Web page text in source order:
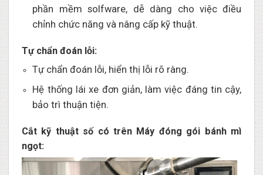
phần mềm solfware, dễ dàng cho việc điều
chỉnh chức năng và nâng cấp kỹ thuật.
Tự chẩn đoán lỗi:
Tự chẩn đoán lỗi, hiển thị lỗi rõ ràng.
Hệ thống lái xe đơn giản, làm việc đáng tin cậy,
bảo trì thuận tiện.
Cắt kỹ thuật số có trên Máy đóng gói bánh mì
ngọt: